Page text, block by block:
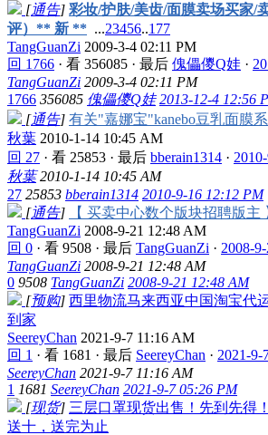
[通告] 彩妆/护肤/美齿/面膜卖场买家/
评）** 新 ** ...23456..177
TangGuanZi 2009-3-4 02:11 PM
回 1766 · 看 356085 · 最后 傀儡儍Q娃 ·
TangGuanZi 2009-3-4 02:11 PM
1766 356085 傀儡儍Q娃 2013-12-4 12:56
[通告] 有关"嘉娜宝"kanebo豆乳面膜
秋葉 2010-1-14 10:45 AM
回 27 · 看 25853 · 最后 bberain1314 ·
秋葉 2010-1-14 10:45 AM
27 25853 bberain1314 2010-9-16 12:12 PM
[通告]
【 买卖中心数个版块招聘版主
TangGuanZi 2008-9-21 12:48 AM
回 0 · 看 9508 · 最后 TangGuanZi · 2008-
TangGuanZi 2008-9-21 12:48 AM
0 9508 TangGuanZi 2008-9-21 12:48 AM
[预购] 西里物流马来西亚中国淘宝代
到家
SeereyChan 2021-9-7 11:16 AM
回 1 · 看 1681 · 最后 SeereyChan · 2021-9-
SeereyChan 2021-9-7 11:16 AM
1 1681 SeereyChan 2021-9-7 05:26 PM
[现货] 三层口罩现货出售！先到先得
送十，送完为止